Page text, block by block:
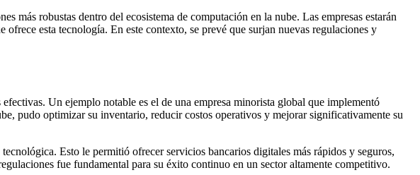
más robustas dentro del ecosistema de computación en la nube. Las empresas estarán
esta tecnología. En este contexto, se prevé que surjan nuevas regulaciones y
Un ejemplo notable es el de una empresa minorista global que implementó
pudo optimizar su inventario, reducir costos operativos y mejorar significativamente su
Esto le permitió ofrecer servicios bancarios digitales más rápidos y seguros,
fue fundamental para su éxito continuo en un sector altamente competitivo.